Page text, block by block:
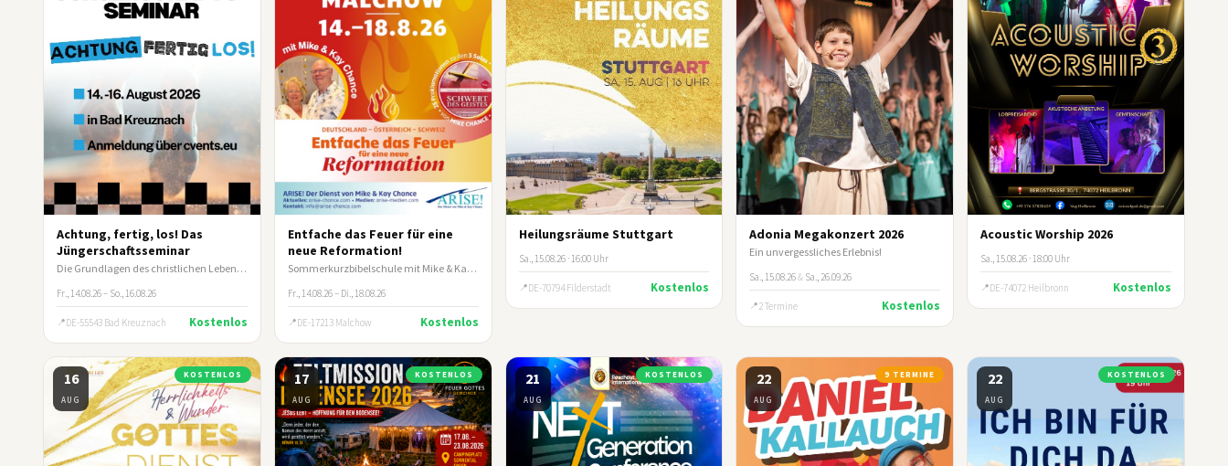
Achtung, fertig, los! Das
Jüngerschaftsseminar
Die Grundlagen des christlichen Lebens und wie du andere darin anleitest.
Fr., 14.08.26 – So., 16.08.26
DE-55543 Bad Kreuznach Kostenlos
Entfache das Feuer für eine
neue Reformation!
Sommerkurzbibelschule mit Mike & Kay Chance
Fr., 14.08.26 – Di., 18.08.26
DE-17213 Malchow Kostenlos
Heilungsräume Stuttgart
Sa., 15.08.26 · 16:00 Uhr
DE-70794 Filderstadt Kostenlos
Adonia Megakonzert 2026
Ein unvergessliches Erlebnis!
Sa., 15.08.26& Sa., 26.09.26
2 Termine Kostenlos
Acoustic Worship 2026
Sa., 15.08.26 · 18:00 Uhr
DE-74072 Heilbronn Kostenlos
16
AUG
KOSTENLOS 17
AUG
KOSTENLOS 21
AUG
KOSTENLOS 22
AUG
9 TERMINE 22
AUG
KOSTENLOS